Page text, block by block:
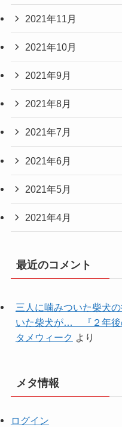
2021年11月
2021年10月
2021年9月
2021年8月
2021年7月
2021年6月
2021年5月
2021年4月
最近のコメント
三人に噛みついた柴犬
いた柴犬が… 『２年後
タメウィーク より
メタ情報
ログイン